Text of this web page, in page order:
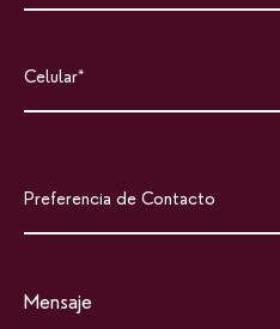
Preferencia de Contacto
Mensaje